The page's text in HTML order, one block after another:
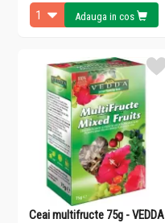
Adauga in cos
Ceai multifructe 75g - VEDDA